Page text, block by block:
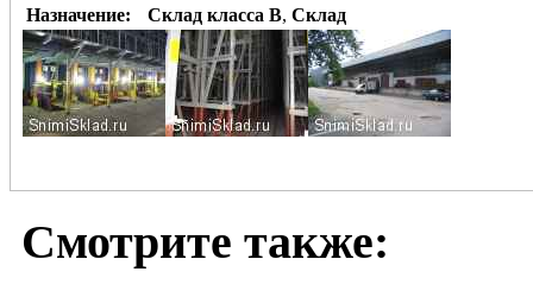
Назначение: Склад класса B, Склад
Смотрите также: